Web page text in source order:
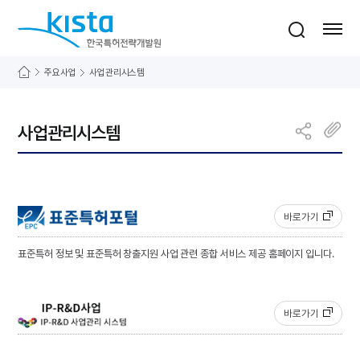
한국특허전략개발원
통합검색
사이트맵 열기
주요사업 사업관리시스템
사업관리시스템
바로가기
표준특허 정보 및 표준특허 창출지원 사업 관련 종합 서비스 제공 홈페이지 입니다.
바로가기